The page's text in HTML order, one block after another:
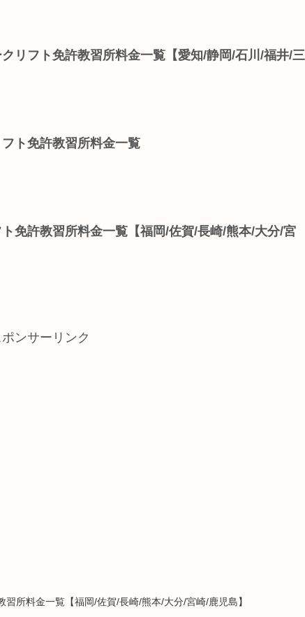
リフト免許教習所料金一覧【愛知/静岡/石川/福井/三
ト免許教習所料金一覧
免許教習所料金一覧【福岡/佐賀/長崎/熊本/大分/宮
ポンサーリンク
習所料金一覧【福岡/佐賀/長崎/熊本/大分/宮崎/鹿児島】